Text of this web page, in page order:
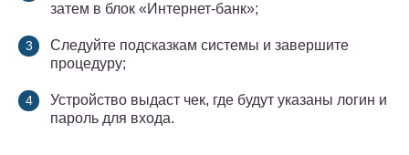
затем в блок «Интернет-банк»;
Следуйте подсказкам системы и завершите
процедуру;
Устройство выдаст чек, где будут указаны логин и
пароль для входа.